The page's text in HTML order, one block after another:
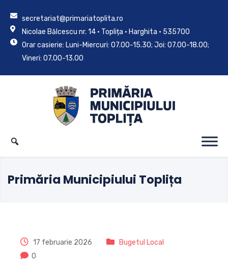
secretariat@primariatoplita.ro
Nicolae Bălcescu nr. 14 • Toplița • Harghita • 535700
Orar casierie: Luni-Miercuri: 07.00-15.30; Joi: 07.00-18.00;
Vineri: 07.00-13.00
Primăria Municipiului Toplița
17 februarie 2026
Bugetul Local
0